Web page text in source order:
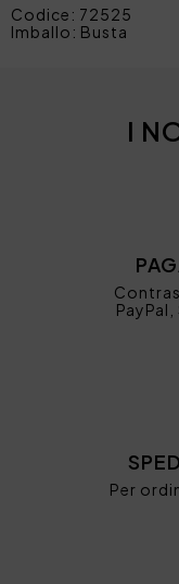
Codice: 72525
Imballo: Busta
I
Per